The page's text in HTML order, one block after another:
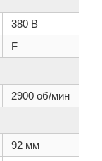
380 В
F
2900 об/мин
92 мм